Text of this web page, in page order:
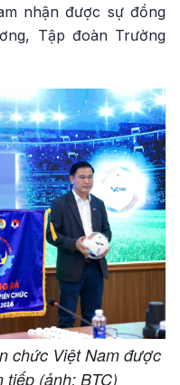
nhận được sự đồng
Tập đoàn Trường
chức Việt Nam được
(ảnh: BTC)